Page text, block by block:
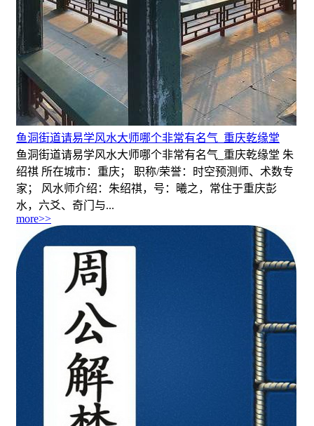
鱼洞街道请易学风水大师哪个非常有名气_重庆乾缘堂
鱼洞街道请易学风水大师哪个非常有名气_重庆乾缘堂 朱
绍祺 所在城市：重庆； 职称/荣誉：时空预测师、术数专
家； 风水师介绍：朱绍祺，号：曦之，常住于重庆彭
水，六爻、奇门与...
more>>